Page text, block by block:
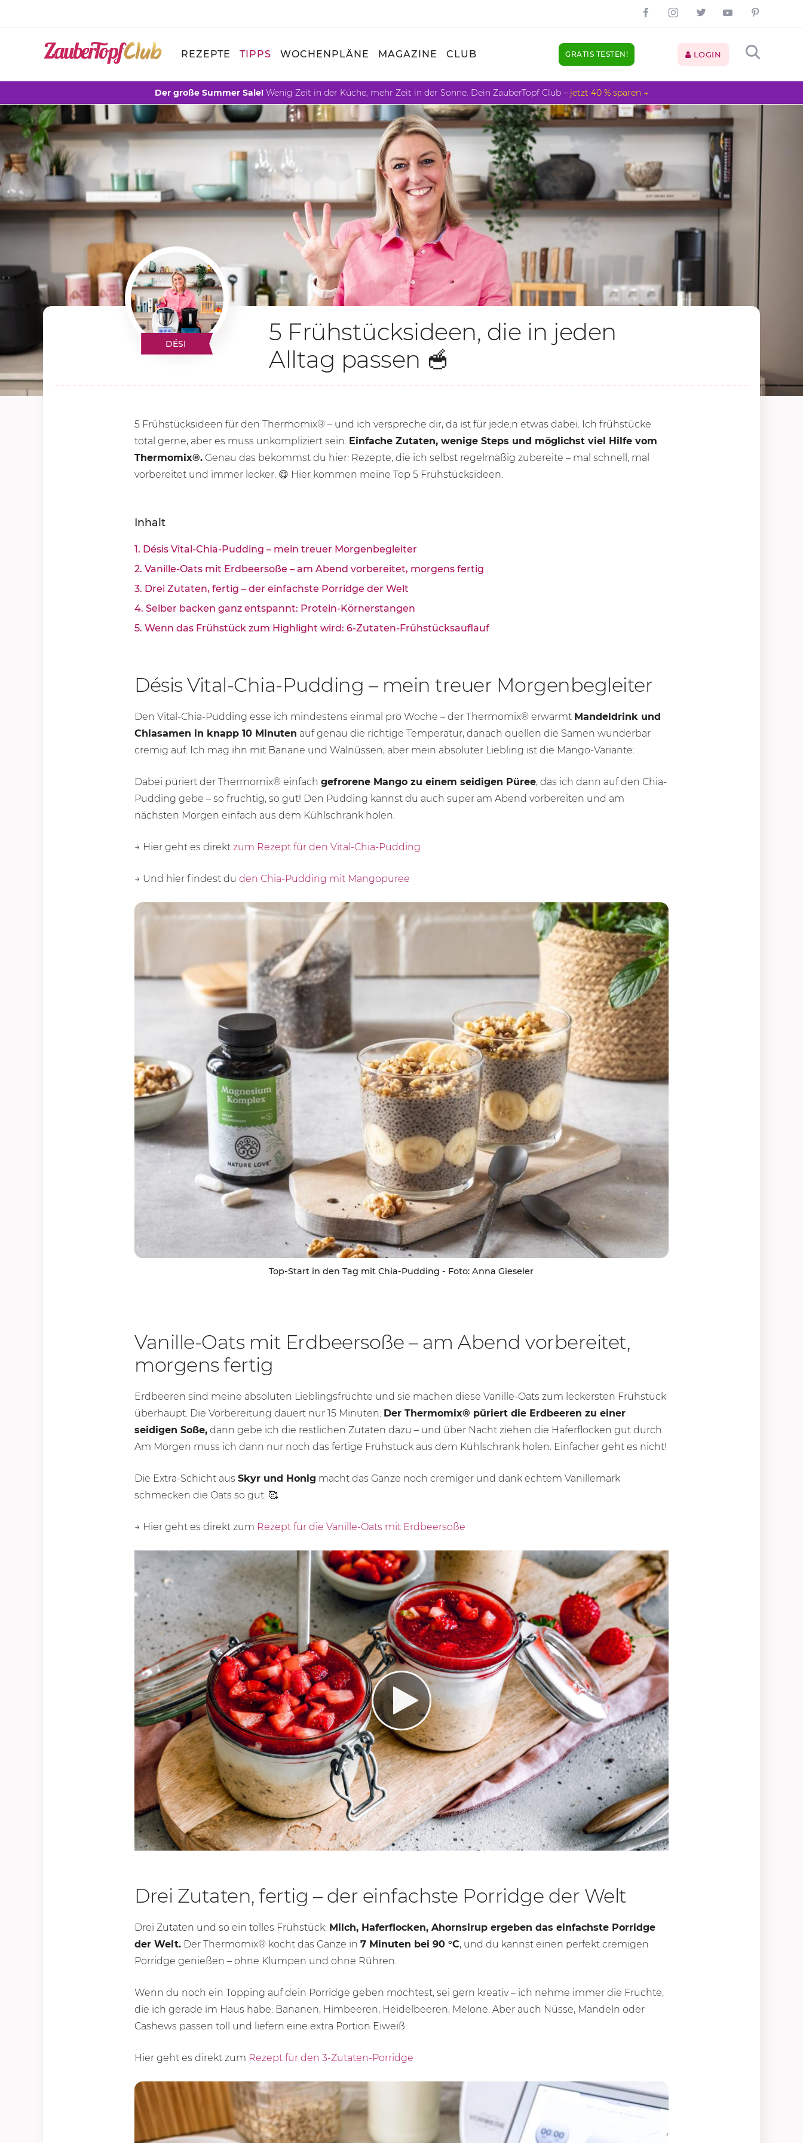
REZEPTE TIPPS WOCHENPLÄNE MAGAZINE CLUB GRATIS TESTEN! LOGIN
Der große Summer Sale! Wenig Zeit in der Küche, mehr Zeit in der Sonne. Dein ZauberTopf Club – jetzt 40 % sparen →
DÉSI
5 Frühstücksideen, die in jeden
Alltag passen 🥣
5 Frühstücksideen für den Thermomix® – und ich verspreche dir, da ist für jede:n etwas dabei. Ich frühstücke
total gerne, aber es muss unkompliziert sein. Einfache Zutaten, wenige Steps und möglichst viel Hilfe vom
Thermomix®. Genau das bekommst du hier: Rezepte, die ich selbst regelmäßig zubereite – mal schnell, mal
vorbereitet und immer lecker. 😋 Hier kommen meine Top 5 Frühstücksideen.
Inhalt
1. Désis Vital-Chia-Pudding – mein treuer Morgenbegleiter
2. Vanille-Oats mit Erdbeersoße – am Abend vorbereitet, morgens fertig
3. Drei Zutaten, fertig – der einfachste Porridge der Welt
4. Selber backen ganz entspannt: Protein-Körnerstangen
5. Wenn das Frühstück zum Highlight wird: 6-Zutaten-Frühstücksauflauf
Désis Vital-Chia-Pudding – mein treuer Morgenbegleiter
Den Vital-Chia-Pudding esse ich mindestens einmal pro Woche – der Thermomix® erwärmt Mandeldrink und
Chiasamen in knapp10 Minuten auf genau die richtige Temperatur, danach quellen die Samen wunderbar
cremig auf. Ich mag ihn mit Banane und Walnüssen, aber mein absoluter Liebling ist die Mango-Variante:
Dabei püriert der Thermomix® einfachgefrorene Mango zu einem seidigen Püree, das ich dann auf den Chia-
Pudding gebe – so fruchtig, so gut! Den Pudding kannst du auch super am Abend vorbereiten und am
nächsten Morgen einfach aus dem Kühlschrank holen.
→ Hier geht es direktzum Rezept für den Vital-Chia-Pudding
→ Und hier findest duden Chia-Pudding mit Mangopüree
Top-Start in den Tag mit Chia-Pudding - Foto: Anna Gieseler
Vanille-Oats mit Erdbeersoße – am Abend vorbereitet,
morgens fertig
Erdbeeren sind meine absoluten Lieblingsfrüchte und sie machen diese Vanille-Oats zum leckersten Frühstück
überhaupt. Die Vorbereitung dauert nur 15 Minuten: Der Thermomix® püriert die Erdbeeren zu einer
seidigen Soße, dann gebe ich die restlichen Zutaten dazu – und über Nacht ziehen die Haferflocken gut durch.
Am Morgen muss ich dann nur noch das fertige Frühstück aus dem Kühlschrank holen. Einfacher geht es nicht!
Die Extra-Schicht ausSkyr und Honig macht das Ganze noch cremiger und dank echtem Vanillemark
schmecken die Oats so gut. 🥰
→ Hier geht es direkt zum Rezept für die Vanille-Oats mit Erdbeersoße
Drei Zutaten, fertig – der einfachste Porridge der Welt
Drei Zutaten und so ein tolles Frühstück: Milch, Haferflocken, Ahornsirup ergeben das einfachste Porridge
der Welt. Der Thermomix® kocht das Ganze in7 Minuten bei90 °C, und du kannst einen perfekt cremigen
Porridge genießen – ohne Klumpen und ohne Rühren.
Wenn du noch ein Topping auf dein Porridge geben möchtest, sei gern kreativ – ich nehme immer die Früchte,
die ich gerade im Haus habe: Bananen, Himbeeren, Heidelbeeren, Melone. Aber auch Nüsse, Mandeln oder
Cashews passen toll und liefern eine extra Portion Eiweiß.
Hier geht es direkt zum Rezept für den 3-Zutaten-Porridge